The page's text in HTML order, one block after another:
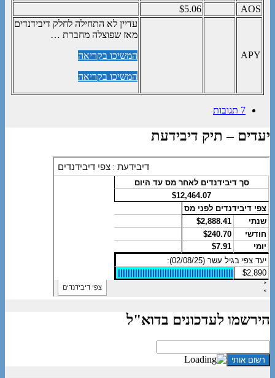
AOS
$5.06
APY
עדיין לא התחילה לחלק דיבידנדים
מאז שפוצלה מחברת …
המשיכו בקריאה
המשיכו בקריאה
7 תגובות
יעדים – תיק דיבידעת
הירשמו לעדכונים בדוא"ל